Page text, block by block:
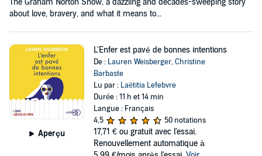
The Graham Norton Show, a dazzling and decades-sweeping story
about love, bravery, and what it means to...
Aperçu
L'Enfer est pavé de bonnes intentions
De : Lauren Weisberger,Christine
Barbaste
Lu par : Laëtitia Lefebvre
Durée : 11 h et 14 min
Langue : Français
4,5
50 notations
17,71 € ou gratuit avec l'essai.
Renouvellement automatique à